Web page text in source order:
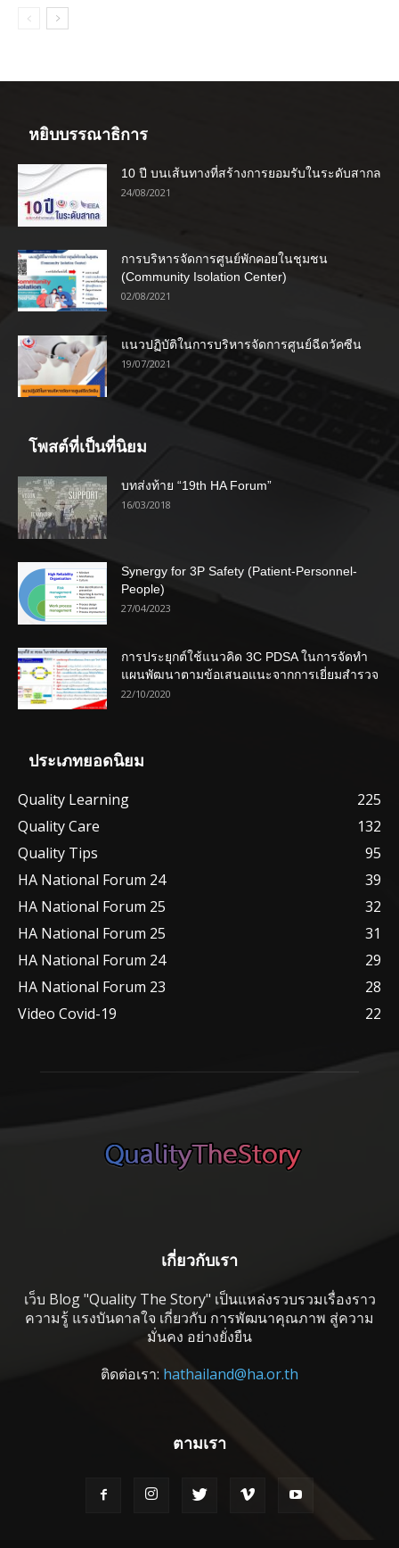
หยิบบรรณาธิการ
10 ปี บนเส้นทางที่สร้างการยอมรับในระดับสากล
24/08/2021
การบริหารจัดการศูนย์พักคอยในชุมชน
(Community Isolation Center)
02/08/2021
แนวปฏิบัติในการบริหารจัดการศูนย์ฉีดวัคซีน
19/07/2021
โพสต์ที่เป็นที่นิยม
บทส่งท้าย “19th HA Forum”
16/03/2018
Synergy for 3P Safety (Patient-Personnel-
People)
27/04/2023
การประยุกต์ใช้แนวคิด 3C PDSA ในการจัดทำ
แผนพัฒนาตามข้อเสนอแนะจากการเยี่ยมสำรวจ
22/10/2020
ประเภทยอดนิยม
Quality Learning
225
Quality Care
132
Quality Tips
95
HA National Forum 24
39
HA National Forum 25
32
HA National Forum 25
31
HA National Forum 24
29
HA National Forum 23
28
Video Covid-19
22
เกี่ยวกับเรา
เว็บ Blog "Quality The Story" เป็นแหล่งรวบรวมเรื่องราว
ความรู้ แรงบันดาลใจ เกี่ยวกับ การพัฒนาคุณภาพ สู่ความ
มั่นคง อย่างยั่งยืน
ติดต่อเรา: hathailand@ha.or.th
ตามเรา